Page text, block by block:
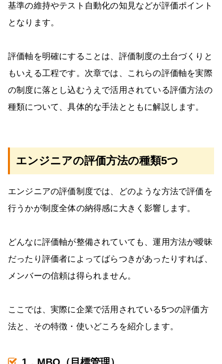
基準の維持やテスト自動化の知見などが評価ポイント
となります。
評価軸を明確にすることは、評価制度の土台づくりと
もいえる工程です。次章では、これらの評価軸を実際
の制度に落とし込むうえで活用されている評価方法の
種類について、具体的な手法とともに解説します。
エンジニアの評価方法の種類5つ
エンジニアの評価制度では、どのような方法で評価を
行うかが制度全体の納得感に大きく影響します。
どんなに評価軸が整備されていても、運用方法が曖昧
だったり評価者によってばらつきがあったりすれば、
メンバーの信頼は得られません。
ここでは、実際に企業で活用されている5つの評価方
法と、その特徴・使いどころを紹介します。